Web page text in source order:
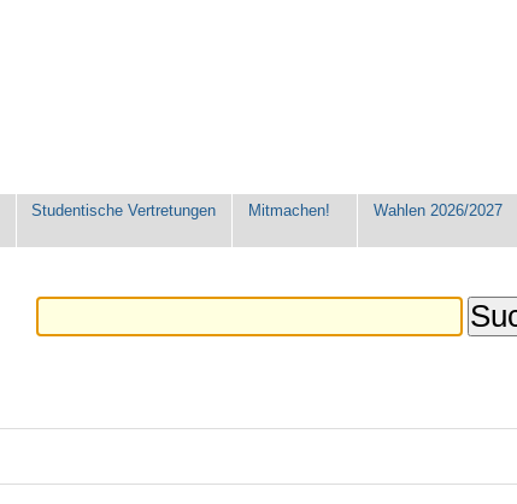
Studentische Vertretungen Mitmachen! Wahlen 2026/2027